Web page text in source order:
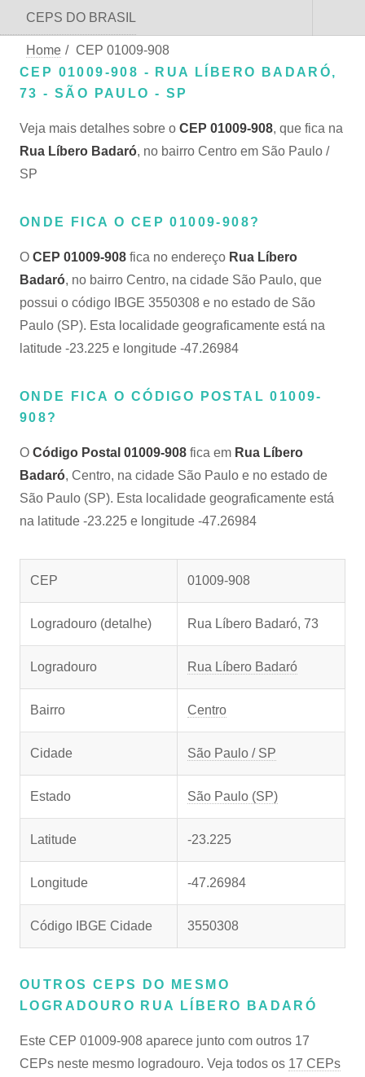
CEPS DO BRASIL
Home / CEP 01009-908
CEP 01009-908 - RUA LÍBERO BADARÓ,
73 - SÃO PAULO - SP
Veja mais detalhes sobre o CEP 01009-908, que fica na
Rua Líbero Badaró, no bairro Centro em São Paulo /
SP
ONDE FICA O CEP 01009-908?
O CEP 01009-908 fica no endereço Rua Líbero
Badaró, no bairro Centro, na cidade São Paulo, que
possui o código IBGE 3550308 e no estado de São
Paulo (SP). Esta localidade geograficamente está na
latitude -23.225 e longitude -47.26984
ONDE FICA O CÓDIGO POSTAL 01009-
908?
O Código Postal 01009-908 fica em Rua Líbero
Badaró, Centro, na cidade São Paulo e no estado de
São Paulo (SP). Esta localidade geograficamente está
na latitude -23.225 e longitude -47.26984
CEP 01009-908
Logradouro (detalhe) Rua Líbero Badaró, 73
Logradouro Rua Líbero Badaró
Bairro Centro
Cidade São Paulo / SP
Estado São Paulo (SP)
Latitude -23.225
Longitude -47.26984
Código IBGE Cidade 3550308
OUTROS CEPS DO MESMO
LOGRADOURO RUA LÍBERO BADARÓ
Este CEP 01009-908 aparece junto com outros 17
CEPs neste mesmo logradouro. Veja todos os 17 CEPs